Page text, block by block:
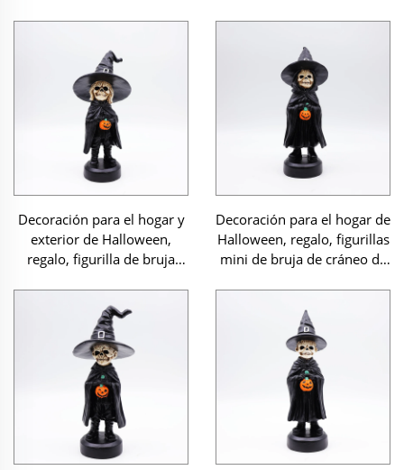
Posavasos para Bebidas
Decoración para el hogar y
exterior de Halloween,
regalo, figurilla de bruja
Decoración para el hogar de
Halloween, regalo, figurillas
mini de bruja de cráneo de